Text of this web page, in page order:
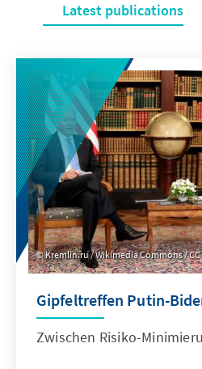
Latest publications
Kremlin.ru / Wikimedia Commons / CC
Gipfeltreffen Putin-
Zwischen Risiko-